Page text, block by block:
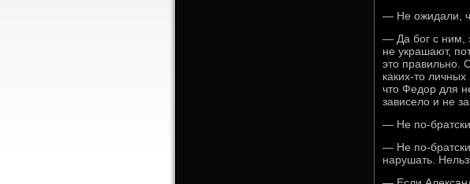
— Не ожидали,
— Да бог с ним,
не украшают,
это правильно.
каких-то
что Федор для
зависело и не
— Не по-
— Не по-
нарушать.